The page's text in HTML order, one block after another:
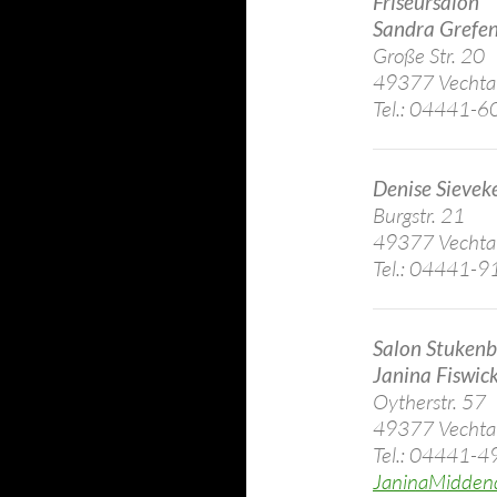
Sandra
Große Str. 20
49377 Vechta
Tel.: 04441-
Denise
Burgstr. 21
49377 Vechta
Tel.: 04441-
Salon
Janina
Oytherstr. 57
49377 Vechta
Tel.: 04441-